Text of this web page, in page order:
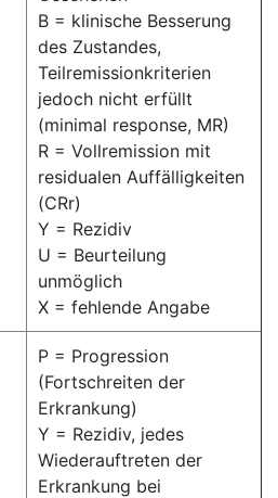
B = klinische Besserung
des Zustandes,
Teilremissionkriterien
jedoch nicht erfüllt
(minimal response, MR)
R = Vollremission mit
residualen Auffälligkeiten
(CRr)
Y = Rezidiv
U = Beurteilung
unmöglich
X = fehlende Angabe
P = Progression
(Fortschreiten der
Erkrankung)
Y = Rezidiv, jedes
Wiederauftreten der
Erkrankung bei